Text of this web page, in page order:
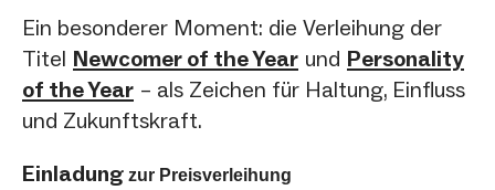
Ein besonderer Moment: die Verleihung der
Titel Newcomer of the Year und Personality
of the Year – als Zeichen für Haltung, Einfluss
und Zukunftskraft.
Einladung zur Preisverleihung